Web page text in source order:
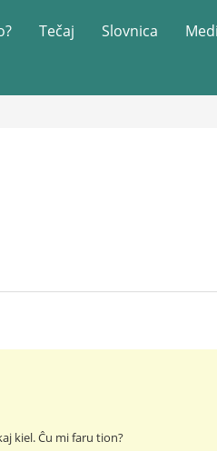
Tečaj Slovnica
kiel. Ĉu mi faru tion?